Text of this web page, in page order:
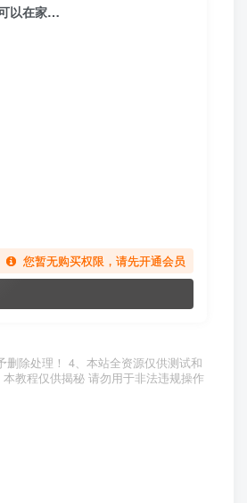
以在家…
您暂无购买权限，请先开通会员
除处理！ 4、本站全资源仅供测试和
教程仅供揭秘 请勿用于非法违规操作